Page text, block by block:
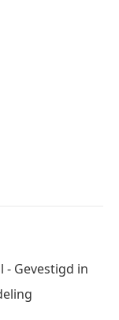
- Gevestigd in